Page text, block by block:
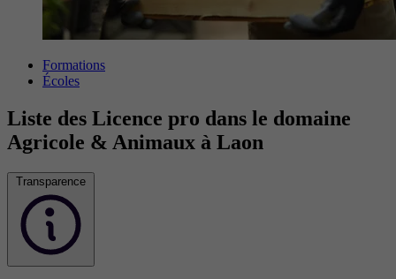
Formations
Écoles
Liste des Licence pro dans le domaine
Agricole & Animaux à Laon
Transparence